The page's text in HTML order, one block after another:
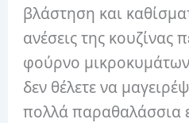
βλάστηση και
ανέσεις της κουζίνας
φούρνο
δεν θέλετε να
πολλά παραθαλάσσια